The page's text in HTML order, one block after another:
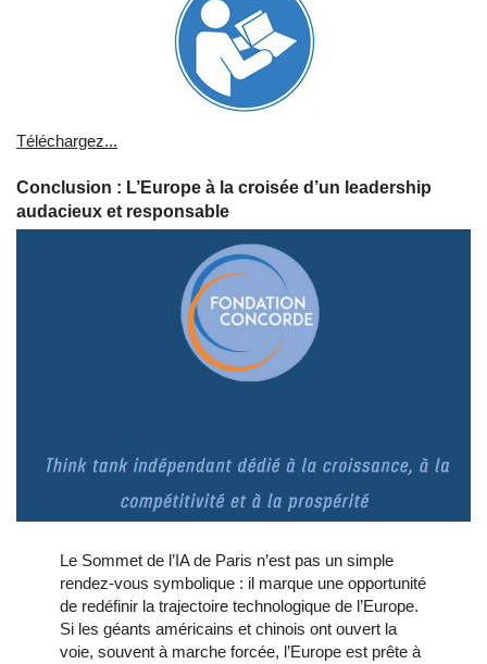
Téléchargez...
Conclusion : L’Europe à la croisée d’un leadership
audacieux et responsable
Le Sommet de l’IA de Paris n’est pas un simple
rendez-vous symbolique : il marque une opportunité
de redéfinir la trajectoire technologique de l’Europe.
Si les géants américains et chinois ont ouvert la
voie, souvent à marche forcée, l’Europe est prête à